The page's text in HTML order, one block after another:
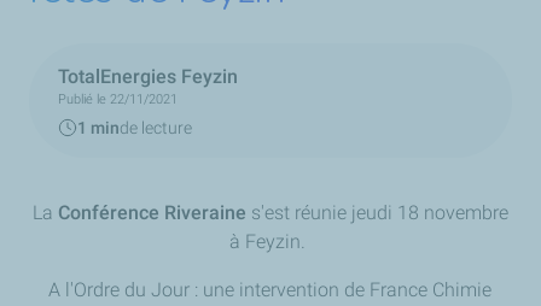
TotalEnergies Feyzin
Publié le 22/11/2021
1 minde lecture
La Conférence Riveraine s'est réunie jeudi 18 novembre
à Feyzin.
A l'Ordre du Jour : une intervention de France Chimie